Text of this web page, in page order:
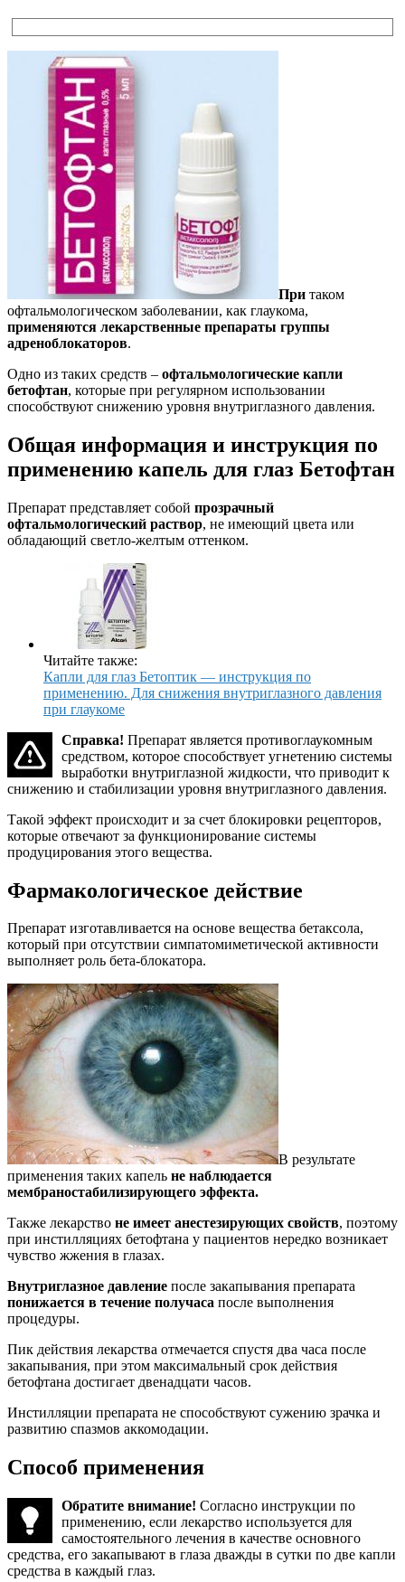
При таком
офтальмологическом заболевании, как глаукома,
применяются лекарственные препараты группы
адреноблокаторов.
Одно из таких средств – офтальмологические капли
бетофтан, которые при регулярном использовании
способствуют снижению уровня внутриглазного давления.
Общая информация и инструкция по
применению капель для глаз Бетофтан
Препарат представляет собой прозрачный
офтальмологический раствор, не имеющий цвета или
обладающий светло-желтым оттенком.
Читайте также:
Капли для глаз Бетоптик — инструкция по
применению. Для снижения внутриглазного давления
при глаукоме
Справка! Препарат является противоглаукомным
средством, которое способствует угнетению системы
выработки внутриглазной жидкости, что приводит к
снижению и стабилизации уровня внутриглазного давления.
Такой эффект происходит и за счет блокировки рецепторов,
которые отвечают за функционирование системы
продуцирования этого вещества.
Фармакологическое действие
Препарат изготавливается на основе вещества бетаксола,
который при отсутствии симпатомиметической активности
выполняет роль бета-блокатора.
В результате
применения таких капель не наблюдается
мембраностабилизирующего эффекта.
Также лекарство не имеет анестезирующих свойств, поэтому
при инстилляциях бетофтана у пациентов нередко возникает
чувство жжения в глазах.
Внутриглазное давление после закапывания препарата
понижается в течение получаса после выполнения
процедуры.
Пик действия лекарства отмечается спустя два часа после
закапывания, при этом максимальный срок действия
бетофтана достигает двенадцати часов.
Инстилляции препарата не способствуют сужению зрачка и
развитию спазмов аккомодации.
Способ применения
Обратите внимание! Согласно инструкции по
применению, если лекарство используется для
самостоятельного лечения в качестве основного
средства, его закапывают в глаза дважды в сутки по две капли
средства в каждый глаз.